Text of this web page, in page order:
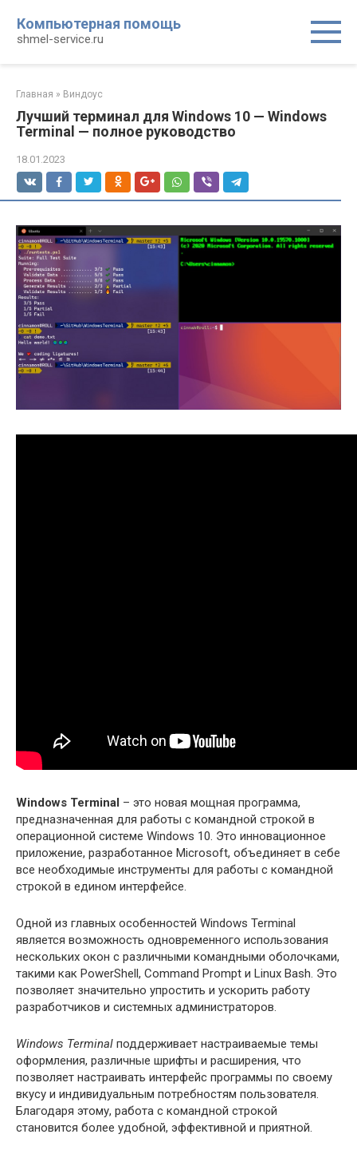
контенту
Компьютерная помощь
shmel-service.ru
Главная » Виндоус
Лучший терминал для Windows 10 — Windows
Terminal — полное руководство
18.01.2023
Windows Terminal – это новая мощная программа,
предназначенная для работы с командной строкой в
операционной системе Windows 10. Это инновационное
приложение, разработанное Microsoft, объединяет в себе
все необходимые инструменты для работы с командной
строкой в едином интерфейсе.
Одной из главных особенностей Windows Terminal
является возможность одновременного использования
нескольких окон с различными командными оболочками,
такими как PowerShell, Command Prompt и Linux Bash. Это
позволяет значительно упростить и ускорить работу
разработчиков и системных администраторов.
Windows Terminal поддерживает настраиваемые темы
оформления, различные шрифты и расширения, что
позволяет настраивать интерфейс программы по своему
вкусу и индивидуальным потребностям пользователя.
Благодаря этому, работа с командной строкой
становится более удобной, эффективной и приятной.